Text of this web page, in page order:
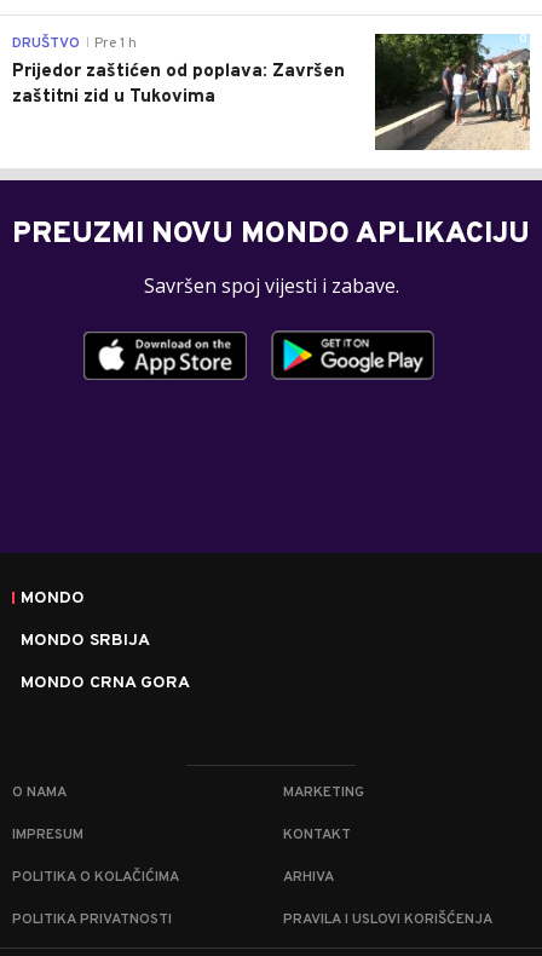
0
DRUŠTVO Pre 1 h
Prijedor zaštićen od poplava: Završen
zaštitni zid u Tukovima
PREUZMI NOVU MONDO APLIKACIJU
Savršen spoj vijesti i zabave.
MONDO
MONDO SRBIJA
MONDO CRNA GORA
O NAMA MARKETING
IMPRESUM KONTAKT
POLITIKA O KOLAČIĆIMA ARHIVA
POLITIKA PRIVATNOSTI PRAVILA I USLOVI KORIŠĆENJA